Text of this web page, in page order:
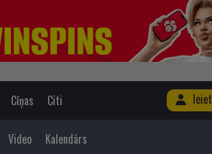
Cīņas Citi Ieiet
Video Kalendārs